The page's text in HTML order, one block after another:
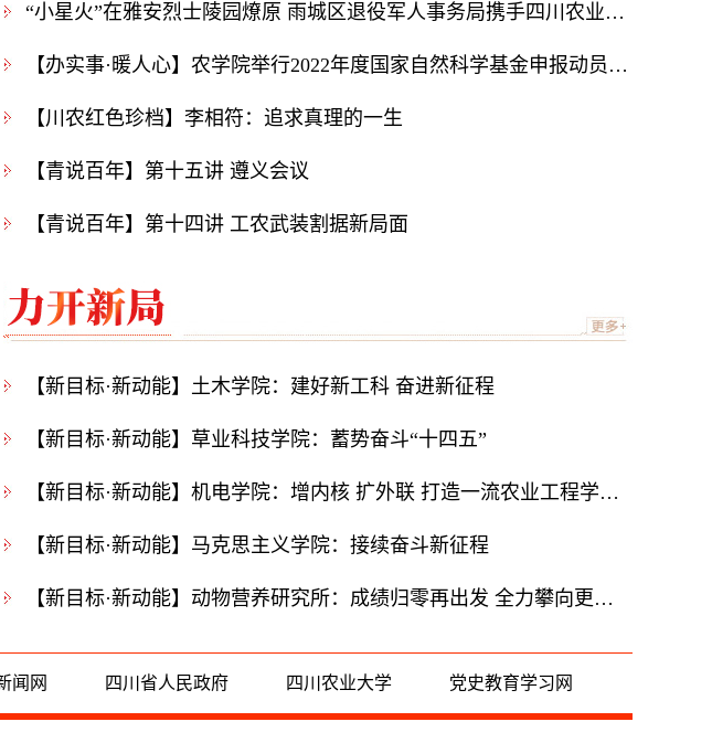
“小星火”在雅安烈士陵园燎原 雨城区退役军人事务局携手四川农业大学生命科学学院探索党史教育新模式
【办实事·暖人心】农学院举行2022年度国家自然科学基金申报动员会暨申报培训讲座
【川农红色珍档】李相符：追求真理的一生
【青说百年】第十五讲 遵义会议
【青说百年】第十四讲 工农武装割据新局面
【新目标·新动能】土木学院：建好新工科 奋进新征程
【新目标·新动能】草业科技学院：蓄势奋斗“十四五”
【新目标·新动能】机电学院：增内核 扩外联 打造一流农业工程学科平台
【新目标·新动能】马克思主义学院：接续奋斗新征程
【新目标·新动能】动物营养研究所：成绩归零再出发 全力攀向更高峰
闻网 四川省人民政府 四川农业大学 党史教育学习网